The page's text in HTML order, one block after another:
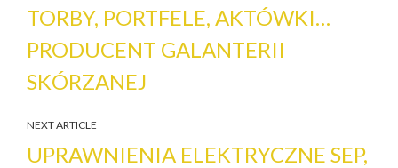
TORBY, PORTFELE, AKTÓWKI…
PRODUCENT GALANTERII
SKÓRZANEJ
NEXT ARTICLE
UPRAWNIENIA ELEKTRYCZNE SEP,